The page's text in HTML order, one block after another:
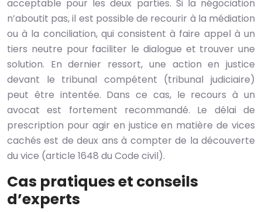
acceptable pour les deux parties. Si la négociation
n’aboutit pas, il est possible de recourir à la médiation
ou à la conciliation, qui consistent à faire appel à un
tiers neutre pour faciliter le dialogue et trouver une
solution. En dernier ressort, une action en justice
devant le tribunal compétent (tribunal judiciaire)
peut être intentée. Dans ce cas, le recours à un
avocat est fortement recommandé. Le délai de
prescription pour agir en justice en matière de vices
cachés est de deux ans à compter de la découverte
du vice (article 1648 du Code civil).
Cas pratiques et conseils
d’experts